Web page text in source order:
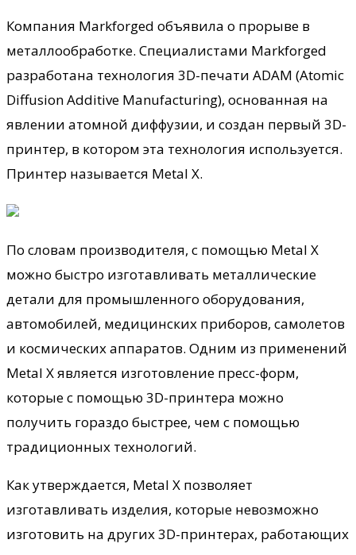
Компания Markforged объявила о прорыве в
металлообработке. Специалистами Markforged
разработана технология 3D-печати ADAM (Atomic
Diffusion Additive Manufacturing), основанная на
явлении атомной диффузии, и создан первый 3D-
принтер, в котором эта технология используется.
Принтер называется Metal X.
По словам производителя, с помощью Metal X
можно быстро изготавливать металлические
детали для промышленного оборудования,
автомобилей, медицинских приборов, самолетов
и космических аппаратов. Одним из применений
Metal X является изготовление пресс-форм,
которые с помощью 3D-принтера можно
получить гораздо быстрее, чем с помощью
традиционных технологий.
Как утверждается, Metal X позволяет
изготавливать изделия, которые невозможно
изготовить на других 3D-принтерах, работающих